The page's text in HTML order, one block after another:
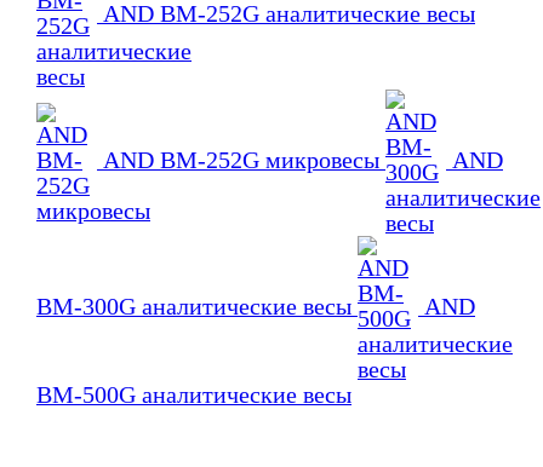
AND BM-252G аналитические весы
AND BM-252G микровесы AND
BM-300G аналитические весы AND
BM-500G аналитические весы